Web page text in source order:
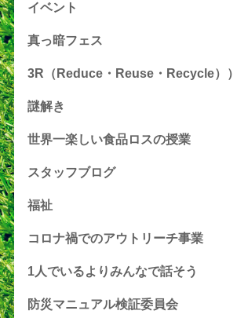
イベント
真っ暗フェス
3R（Reduce・Reuse・Recycle））
謎解き
世界一楽しい食品ロスの授業
スタッフブログ
福祉
コロナ禍でのアウトリーチ事業
1人でいるよりみんなで話そう
防災マニュアル検証委員会